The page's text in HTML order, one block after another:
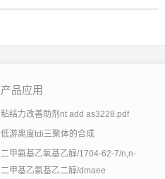
产品应用
粘结力改善助剂nt add as3228.pdf
低游离度tdi三聚体的合成
二甲氨基乙氧基乙醇/1704-62-7/n,n-
二甲基乙氨基乙二醇/dmaee